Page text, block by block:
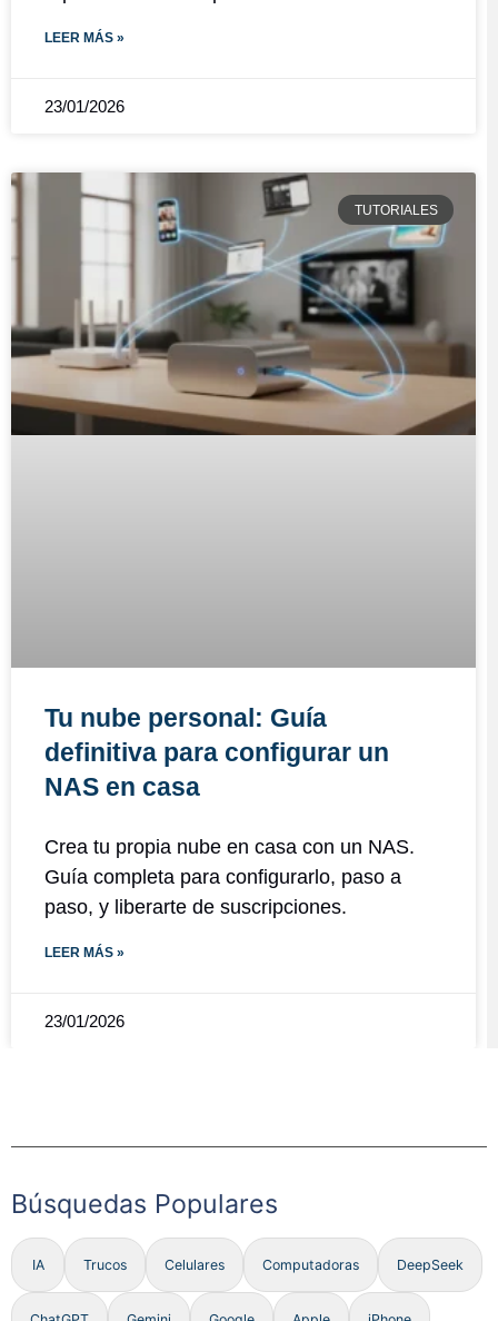
LEER MÁS »
23/01/2026
TUTORIALES
Tu nube personal: Guía
definitiva para configurar un
NAS en casa
Crea tu propia nube en casa con un NAS.
Guía completa para configurarlo, paso a
paso, y liberarte de suscripciones.
LEER MÁS »
23/01/2026
Búsquedas Populares
IA Trucos Celulares Computadoras DeepSeek